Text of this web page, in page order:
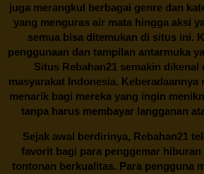
juga merangkul berbagai genre dan
yang menguras air mata hingga aksi
semua bisa ditemukan di situs ini.
penggunaan dan tampilan antarmuka
Situs Rebahan21semakin dikenal
masyarakat Indonesia.
menarik bagi mereka yang ingin
tanpa harus membayar langganan
Sejak awal berdirinya, Rebahan21
favorit bagi para penggemar
tontonan berkualitas. Para pengguna